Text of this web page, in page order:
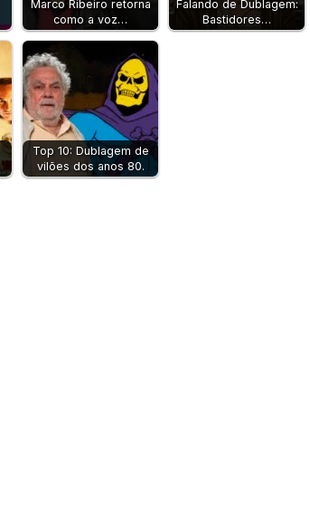
Marco Ribeiro retorna
como a voz…
Falando de Dublagem:
Bastidores…
Top 10: Dublagem de
vilões dos anos 80.